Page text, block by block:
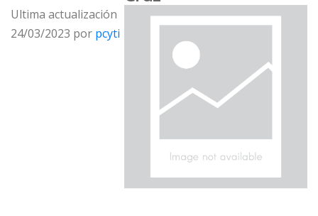
Ultima actualización
24/03/2023 por pcyti